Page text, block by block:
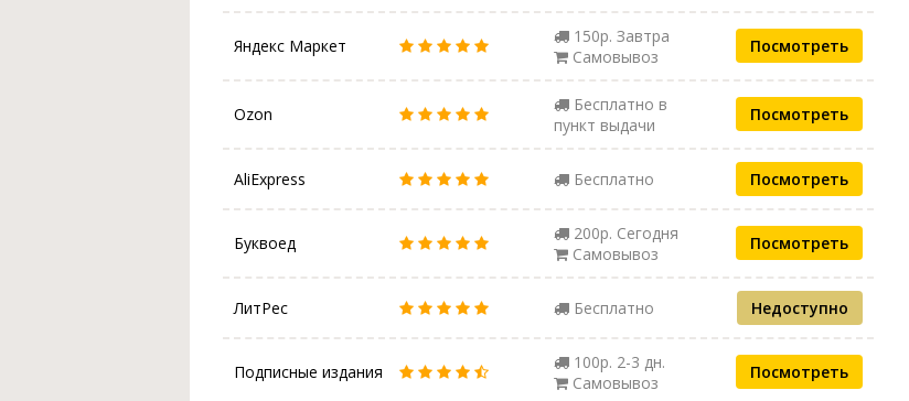
Яндекс Маркет
150р. Завтра
Самовывоз
Посмотреть
Ozon
Бесплатно в
пункт выдачи
Посмотреть
AliExpress Бесплатно Посмотреть
Буквоед
200р. Сегодня
Самовывоз
Посмотреть
ЛитРес Бесплатно Недоступно
Подписные издания
100р. 2-3 дн.
Самовывоз
Посмотреть